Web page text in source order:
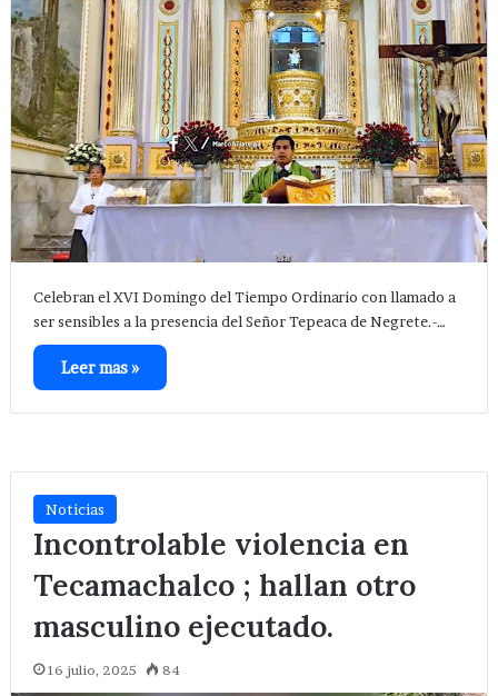
Celebran el XVI Domingo del Tiempo Ordinario con llamado a
ser sensibles a la presencia del Señor Tepeaca de Negrete.-…
Leer mas »
Noticias
Incontrolable violencia en
Tecamachalco ; hallan otro
masculino ejecutado.
16 julio, 2025 84